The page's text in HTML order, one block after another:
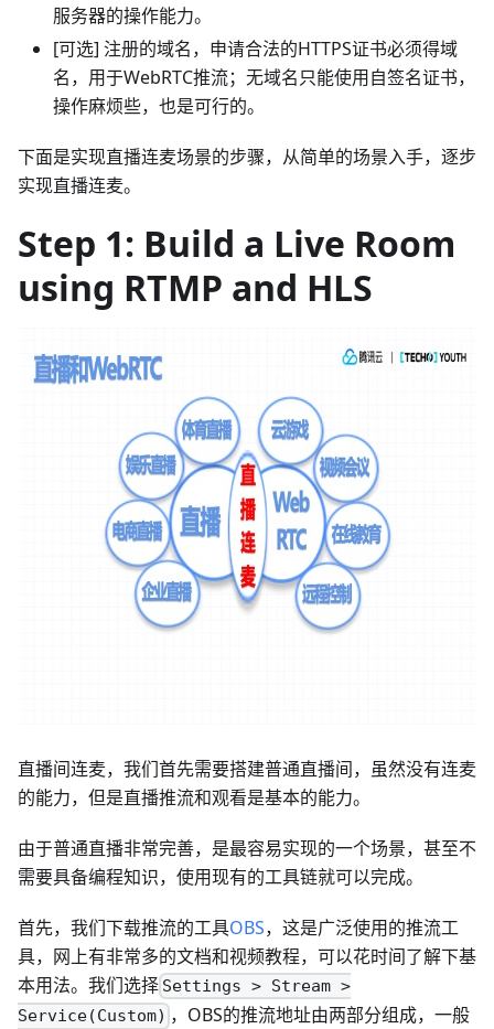
服务器的操作能力。
[可选] 注册的域名，申请合法的HTTPS证书必须得域
名，用于WebRTC推流；无域名只能使用自签名证书，
操作麻烦些，也是可行的。
下面是实现直播连麦场景的步骤，从简单的场景入手，逐步
实现直播连麦。
Step 1: Build a Live Room
using RTMP and HLS
直播间连麦，我们首先需要搭建普通直播间，虽然没有连麦
的能力，但是直播推流和观看是基本的能力。
由于普通直播非常完善，是最容易实现的一个场景，甚至不
需要具备编程知识，使用现有的工具链就可以完成。
首先，我们下载推流的工具OBS，这是广泛使用的推流工
具，网上有非常多的文档和视频教程，可以花时间了解下基
本用法。我们选择 Settings > Stream >
Service(Custom) ，OBS的推流地址由两部分组成，一般